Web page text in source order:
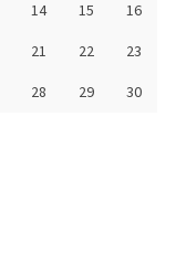
14 15 16
21 22 23
28 29 30